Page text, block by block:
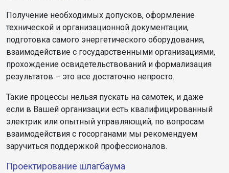
Получение необходимых допусков, оформление
технической и организационной документации,
подготовка самого энергетического оборудования,
взаимодействие с государственными организациями,
прохождение освидетельствований и формализация
результатов – это все достаточно непросто.
Такие процессы нельзя пускать на самотек, и даже
если в Вашей организации есть квалифицированный
электрик или опытный управляющий, по вопросам
взаимодействия с госорганами мы рекомендуем
заручиться поддержкой профессионалов.
Проектирование шлагбаума